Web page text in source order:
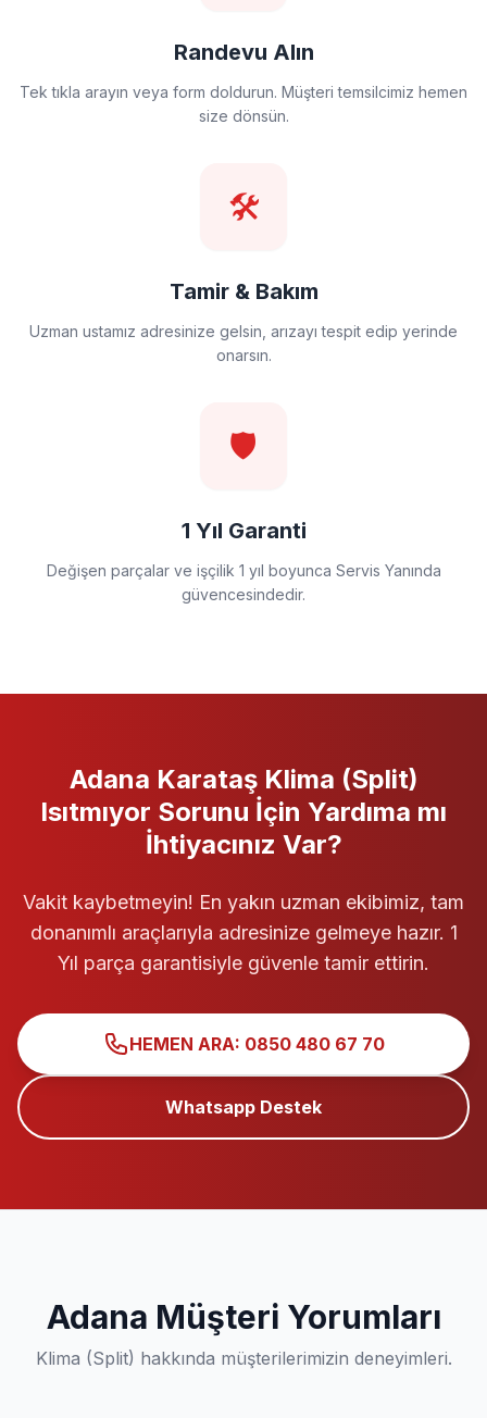
Randevu Alın
Tek tıkla arayın veya form doldurun. Müşteri temsilcimiz hemen
size dönsün.
🛠️
Tamir & Bakım
Uzman ustamız adresinize gelsin, arızayı tespit edip yerinde
onarsın.
🛡️
1 Yıl Garanti
Değişen parçalar ve işçilik 1 yıl boyunca Servis Yanında
güvencesindedir.
Adana KarataşKlima (Split)
Isıtmıyor Sorunu İçin Yardıma mı
İhtiyacınız Var?
Vakit kaybetmeyin! En yakın uzman ekibimiz, tam
donanımlı araçlarıyla adresinize gelmeye hazır. 1
Yıl parça garantisiyle güvenle tamir ettirin.
HEMEN ARA: 0850 480 67 70
Whatsapp Destek
Adana Müşteri Yorumları
Klima (Split) hakkında müşterilerimizin deneyimleri.